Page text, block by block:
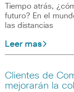
Tiempo atrás,
futuro? En el
las distancias
Leer mas
Clientes de
mejorarán la